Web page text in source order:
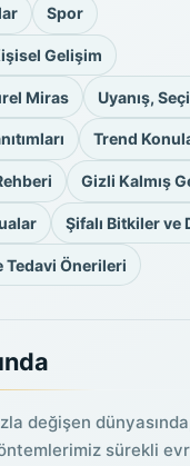
Spor
Gelişim
Miras Uyanış,
Trend
Gizli Kalmış
Şifalı Bitkiler ve
Tedavi Önerileri
değişen
sürekli